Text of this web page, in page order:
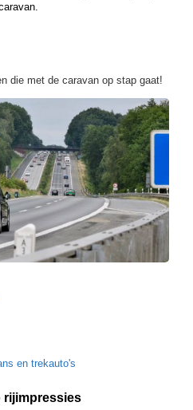
die met de caravan op stap gaat!
en trekauto's
rijimpressies